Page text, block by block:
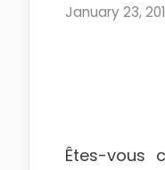
January 23,
Êtes-vous